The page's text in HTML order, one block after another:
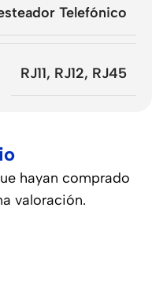
Telefónico
RJ11, RJ12, RJ45
hayan comprado
valoración.